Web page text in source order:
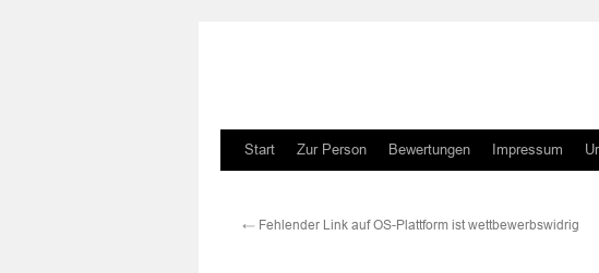
Zum
springen
Start Zur Person Bewertungen Impressum
← Fehlender Link auf OS-Plattform ist wettbewerbswidrig